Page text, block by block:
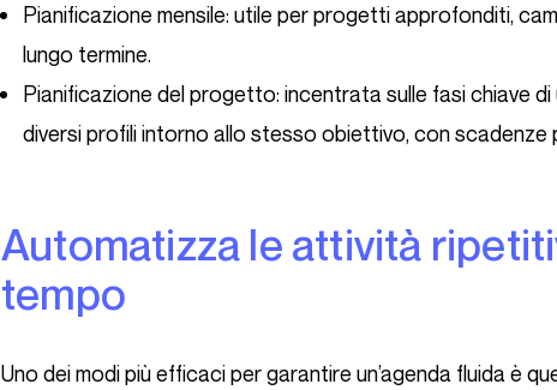
Pianificazione mensile: utile per progetti approfonditi,
lungo termine.
Pianificazione del progetto: incentrata sulle fasi chiave
diversi profili intorno allo stesso obiettivo, con scadenze
Automatizza le attività ripetitive per risparmiare
tempo
Uno dei modi più efficaci per garantire un’agenda fluida è